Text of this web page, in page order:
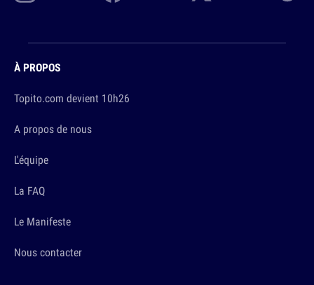
À PROPOS
Topito.com devient 10h26
A propos de nous
L'équipe
La FAQ
Le Manifeste
Nous contacter